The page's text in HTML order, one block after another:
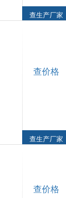
查生产厂家
查价格
查生产厂家
查价格